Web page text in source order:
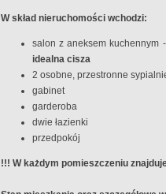
W skład nieruchomości wchodzi:
salon z aneksem
idealna cisza
2 osobne, przestronne
gabinet
garderoba
dwie łazienki
przedpokój
!!! W każdym pomieszczeniu